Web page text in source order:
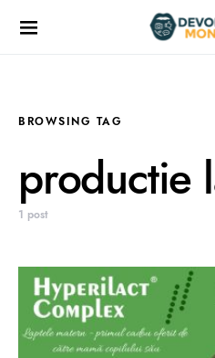
BROWSING TAG
productie
1 post